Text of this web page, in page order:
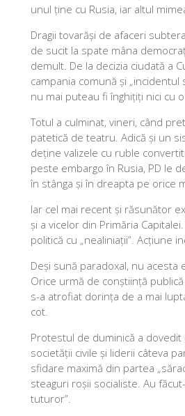
unul ține cu Rusia, iar altul
Dragii tovarăși de afaceri
de sucit la spate mâna
demult. De la decizia ciudată a
campania comună și
nu mai puteau fi înghițiți nici cu
Totul a culminat, vineri, când
patetică de teatru. Adică și un
deține valizele cu ruble
peste embargo în Rusia, PD le
în stânga și în dreapta pe orice
Iar cel mai recent și răsunător
și a vicelor din Primăria
politică cu „nealiniații”. Acțiune
Deși sună paradoxal, nu acesta
Orice urmă de conștiință
s-a atrofiat dorința de a mai
cot.
Protestul de duminică a
societății civile și liderii câteva
sfidare maximă din partea
steaguri roșii socialiste. Au
tuturor”.